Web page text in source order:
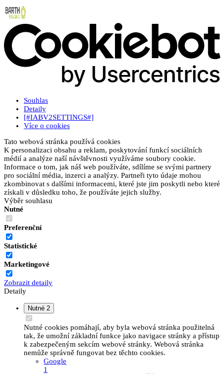
Souhlas
Detaily
[#IABV2SETTINGS#]
Více o cookies
Tato webová stránka používá cookies
K personalizaci obsahu a reklam, poskytování funkcí sociálních
médií a analýze naší návštěvnosti využíváme soubory cookie.
Informace o tom, jak náš web používáte, sdílíme se svými partnery
pro sociální média, inzerci a analýzy. Partneři tyto údaje mohou
zkombinovat s dalšími informacemi, které jste jim poskytli nebo které
získali v důsledku toho, že používáte jejich služby.
Výběr souhlasu
Nutné
Preferenční
Statistické
Marketingové
Zobrazit detaily
Detaily
Nutné 2
Nutné cookies pomáhají, aby byla webová stránka použitelná
tak, že umožní základní funkce jako navigace stránky a přístup
k zabezpečeným sekcím webové stránky. Webová stránka
nemůže správně fungovat bez těchto cookies.
Google
1